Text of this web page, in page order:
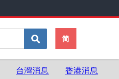
简
台灣消息 香港消息